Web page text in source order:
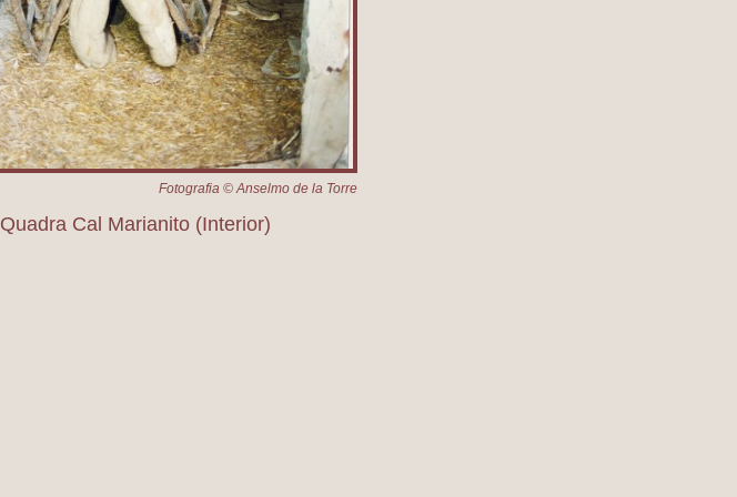
Fotografia © Anselmo de la Torre
Quadra Cal Marianito (Interior)